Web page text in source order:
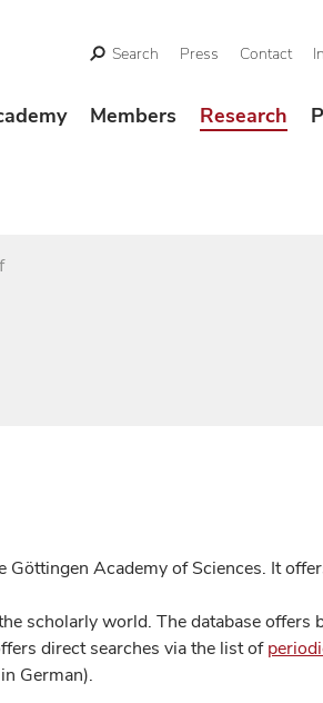
Search Press Contact
Members Research
Academy of Sciences. It
scholarly world. The database offers
direct searches via the list of
German).